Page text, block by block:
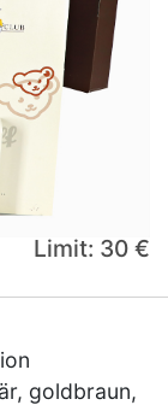
Limit: 30 €
goldbraun,